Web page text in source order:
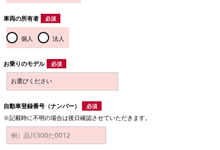
車両の所有者 必須
個人 法人
お乗りのモデル 必須
自動車登録番号（ナンバー） 必須
※記載時に不明の場合は後日確認させていただきます。